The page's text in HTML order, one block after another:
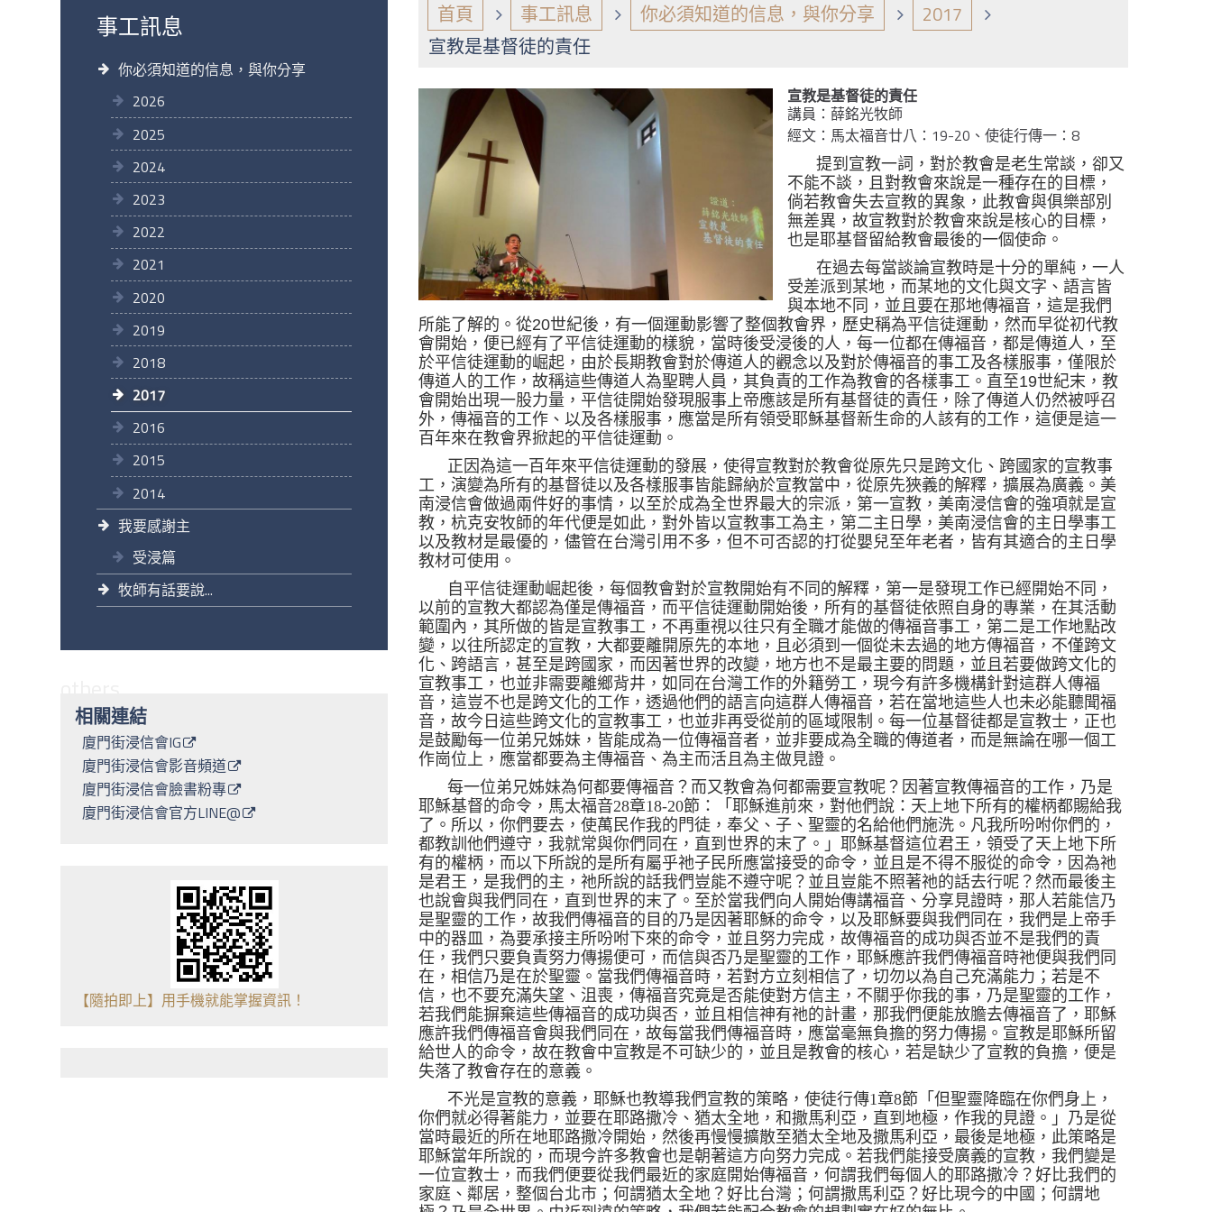
事工訊息
你必須知道的信息，與你分享
2026
2025
2024
2023
2022
2021
2020
2019
2018
2017
2016
2015
2014
我要感謝主
受浸篇
牧師有話要說...
相關連結
廈門街浸信會IG
廈門街浸信會影音頻道
廈門街浸信會臉書粉專
廈門街浸信會官方LINE@
【隨拍即上】用手機就能掌握資訊！
首頁 事工訊息 你必須知道的信息，與你分享
2017
宣教是基督徒的責任
宣教是基督徒的責任
講員：薛銘光牧師
經文：馬太福音廿八：19-20、使徒行傳一：8
提到宣教一詞，對於教會是老生常談，卻又
不能不談，且對教會來說是一種存在的目標，
倘若教會失去宣教的異象，此教會與俱樂部別
無差異，故宣教對於教會來說是核心的目標，
也是耶基督留給教會最後的一個使命。
在過去每當談論宣教時是十分的單純，一人
受差派到某地，而某地的文化與文字、語言皆
與本地不同，並且要在那地傳福音，這是我們
所能了解的。從20世紀後，有一個運動影響了整個教會界，歷史稱為平信徒運動，然而早從初代教
會開始，便已經有了平信徒運動的樣貌，當時後受浸後的人，每一位都在傳福音，都是傳道人，至
於平信徒運動的崛起，由於長期教會對於傳道人的觀念以及對於傳福音的事工及各樣服事，僅限於
傳道人的工作，故稱這些傳道人為聖聘人員，其負責的工作為教會的各樣事工。直至19世紀末，教
會開始出現一股力量，平信徒開始發現服事上帝應該是所有基督徒的責任，除了傳道人仍然被呼召
外，傳福音的工作、以及各樣服事，應當是所有領受耶穌基督新生命的人該有的工作，這便是這一
百年來在教會界掀起的平信徒運動。
正因為這一百年來平信徒運動的發展，使得宣教對於教會從原先只是跨文化、跨國家的宣教事
工，演變為所有的基督徒以及各樣服事皆能歸納於宣教當中，從原先狹義的解釋，擴展為廣義。美
南浸信會做過兩件好的事情，以至於成為全世界最大的宗派，第一宣教，美南浸信會的強項就是宣
教，杭克安牧師的年代便是如此，對外皆以宣教事工為主，第二主日學，美南浸信會的主日學事工
以及教材是最優的，儘管在台灣引用不多，但不可否認的打從嬰兒至年老者，皆有其適合的主日學
教材可使用。
自平信徒運動崛起後，每個教會對於宣教開始有不同的解釋，第一是發現工作已經開始不同，
以前的宣教大都認為僅是傳福音，而平信徒運動開始後，所有的基督徒依照自身的專業，在其活動
範圍內，其所做的皆是宣教事工，不再重視以往只有全職才能做的傳福音事工，第二是工作地點改
變，以往所認定的宣教，大都要離開原先的本地，且必須到一個從未去過的地方傳福音，不僅跨文
化、跨語言，甚至是跨國家，而因著世界的改變，地方也不是最主要的問題，並且若要做跨文化的
宣教事工，也並非需要離鄉背井，如同在台灣工作的外籍勞工，現今有許多機構針對這群人傳福
音，這豈不也是跨文化的工作，透過他們的語言向這群人傳福音，若在當地這些人也未必能聽聞福
音，故今日這些跨文化的宣教事工，也並非再受從前的區域限制。每一位基督徒都是宣教士，正也
是鼓勵每一位弟兄姊妹，皆能成為一位傳福音者，並非要成為全職的傳道者，而是無論在哪一個工
作崗位上，應當都要為主傳福音、為主而活且為主做見證。
每一位弟兄姊妹為何都要傳福音 ？而又教會為何都需要宣教呢？因著宣教傳福音的工作，乃是
耶穌基督的命令，馬太福音28章18-20節 ：「耶穌進前來，對他們說：天上地下所有的權柄都賜給我
了。所以，你們要去，使萬民作我的門徒，奉父、子、聖靈的名給他們施洗。凡我所吩咐你們的，
都教訓他們遵守，我就常與你們同在，直到世界的末了。」耶穌基督這位君王，領受了天上地下所
有的權柄，而以下所說的是所有屬乎祂子民所應當接受的命令，並且是不得不服從的命令，因為祂
是君王，是我們的主，祂所說的話我們豈能不遵守呢？並且豈能不照著祂的話去行呢？然而最後主
也說會與我們同在，直到世界的末了。至於當我們向人開始傳講福音、分享見證時，那人若能信乃
是聖靈的工作，故我們傳福音的目的乃是因著耶穌的命令，以及耶穌要與我們同在，我們是上帝手
中的器皿，為要承接主所吩咐下來的命令，並且努力完成，故傳福音的成功與否並不是我們的責
任，我們只要負責努力傳揚便可，而信與否乃是聖靈的工作，耶穌應許我們傳福音時祂便與我們同
在，相信乃是在於聖靈。當我們傳福音時，若對方立刻相信了，切勿以為自己充滿能力；若是不
信，也不要充滿失望、沮喪，傳福音究竟是否能使對方信主，不關乎你我的事，乃是聖靈的工作，
若我們能摒棄這些傳福音的成功與否，並且相信神有祂的計畫，那我們便能放膽去傳福音了，耶穌
應許我們傳福音會與我們同在，故每當我們傳福音時，應當毫無負擔的努力傳揚。宣教是耶穌所留
給世人的命令，故在教會中宣教是不可缺少的，並且是教會的核心，若是缺少了宣教的負擔，便是
失落了教會存在的意義。
不光是宣教的意義，耶穌也教導我們宣教的策略，使徒行傳1章8節 「但聖靈降臨在你們身上，
你們就必得著能力，並要在耶路撒冷、猶太全地，和撒馬利亞，直到地極，作我的見證。」 乃是從
當時最近的所在地耶路撒冷開始，然後再慢慢擴散至猶太全地及撒馬利亞，最後是地極，此策略是
耶穌當年所說的，而現今許多教會也是朝著這方向努力完成。若我們能接受廣義的宣教，我們變是
一位宣教士，而我們便要從我們最近的家庭開始傳福音，何謂我們每個人的耶路撒冷？好比我們的
家庭、鄰居，整個台北市；何謂猶太全地？好比台灣；何謂撒馬利亞？好比現今的中國；何謂地